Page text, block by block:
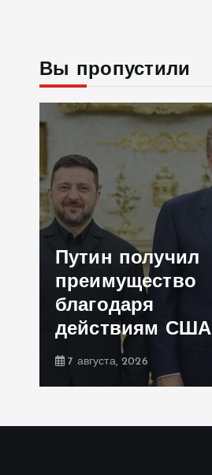
Вы пропустили
Путин получил
преимущество
благодаря
действиям США
7 августа, 2026